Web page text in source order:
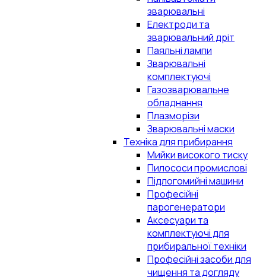
зварювальні
Електроди та
зварювальний дріт
Паяльні лампи
Зварювальні
комплектуючі
Газозварювальне
обладнання
Плазморізи
Зварювальні маски
Техніка для прибирання
Мийки високого тиску
Пилососи промислові
Підлогомийні машини
Професійні
парогенератори
Аксесуари та
комплектуючі для
прибиральної техніки
Професійні засоби для
чищення та догляду